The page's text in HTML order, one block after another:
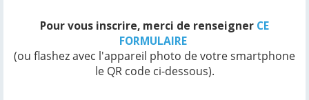
Pour vous inscrire, merci de renseigner CE
FORMULAIRE
(ou flashez avec l'appareil photo de votre smartphone
le QR code ci-dessous).